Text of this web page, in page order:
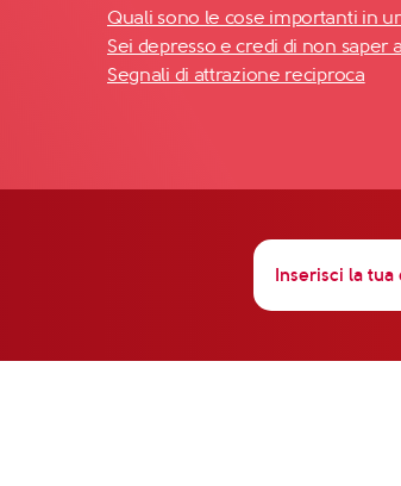
Quali sono le cose importanti in
Sei depresso e credi di non saper
Segnali di attrazione reciproca